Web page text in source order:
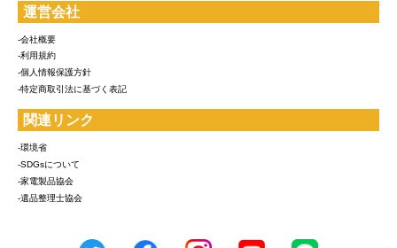
運営会社
-会社概要
-利用規約
-個人情報保護方針
-特定商取引法に基づく表記
関連リンク
-環境省
-SDGsについて
-家電製品協会
-遺品整理士協会